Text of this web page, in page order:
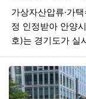
가상자산압류·가
정 인정받아 안양
호)는 경기도가 실